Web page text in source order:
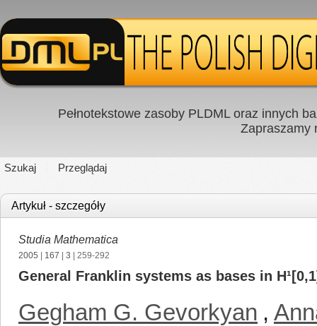
Pełnotekstowe zasoby PLDML oraz innych
Zapraszamy
Szukaj Przeglądaj
Artykuł - szczegóły
Studia Mathematica
2005 167 3 | 259-292
General Franklin systems as bases in
Gegham G. Gevorkyan ,